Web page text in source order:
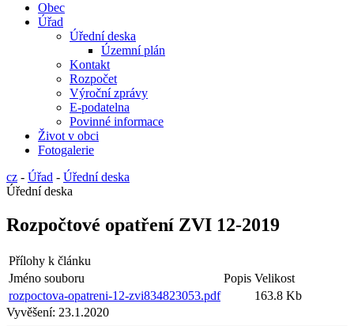
Obec
Úřad
Úřední deska
Územní plán
Kontakt
Rozpočet
Výroční zprávy
E-podatelna
Povinné informace
Život v obci
Fotogalerie
cz - Úřad - Úřední deska
Úřední deska
Rozpočtové opatření ZVI 12-2019
Přílohy k článku
Jméno souboru
Popis Velikost
rozpoctova-opatreni-12-zvi834823053.pdf
163.8 Kb
Vyvěšení: 23.1.2020